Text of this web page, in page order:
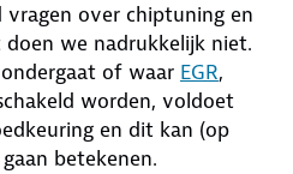
vragen over chiptuning en
we nadrukkelijk niet.
of waar EGR,
worden, voldoet
en dit kan (op
betekenen.